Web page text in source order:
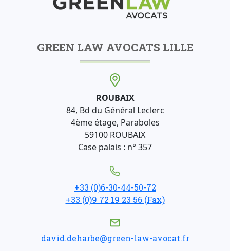
GREEN LAW AVOCATS LILLE
ROUBAIX
84, Bd du Général Leclerc
4ème étage, Paraboles
59100 ROUBAIX
Case palais : n° 357
+33 (0)6-30-44-50-72
+33 (0)9 72 19 23 56 (Fax)
david.deharbe@green-law-avocat.fr